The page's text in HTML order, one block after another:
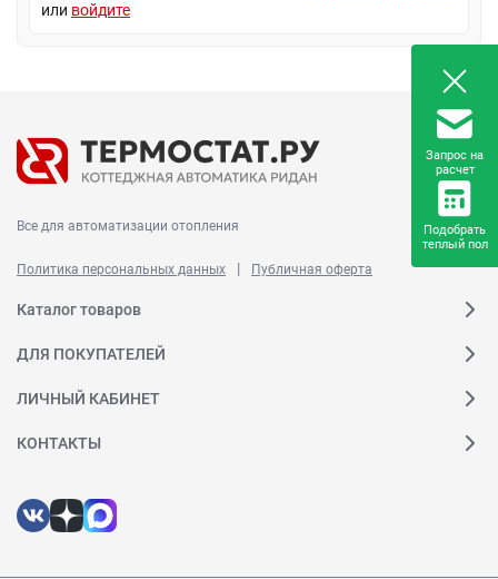
или войдите
Все для автоматизации отопления
Политика персональных данных | Публичная оферта
Каталог товаров
ДЛЯ ПОКУПАТЕЛЕЙ
ЛИЧНЫЙ КАБИНЕТ
КОНТАКТЫ
Запрос на
расчет
Подобрать
теплый пол